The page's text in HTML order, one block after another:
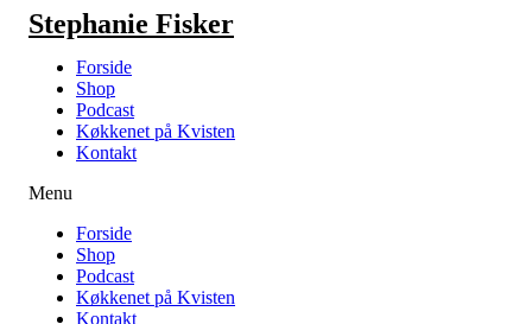
Videre
indhold
Stephanie Fisker
Forside
Shop
Podcast
Køkkenet på Kvisten
Kontakt
Menu
Forside
Shop
Podcast
Køkkenet på Kvisten
Kontakt